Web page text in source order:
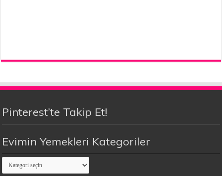
Pinterest’te Takip Et!
Evimin Yemekleri Kategoriler
Evimin
Yemekleri